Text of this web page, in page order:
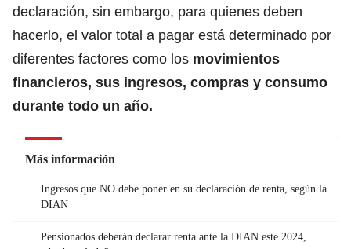
declaración, sin embargo, para quienes deben
hacerlo, el valor total a pagar está determinado por
diferentes factores como los movimientos
financieros, sus ingresos, compras y consumo
durante todo un año.
Más información
Ingresos que NO debe poner en su declaración de renta, según la
DIAN
Pensionados deberán declarar renta ante la DIAN este 2024,